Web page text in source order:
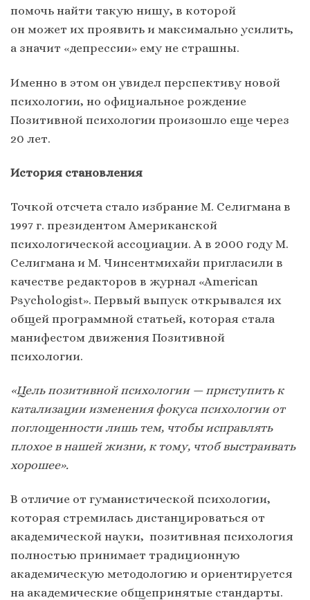
помочь найти такую нишу, в которой
он может их проявить и максимально усилить,
а значит «депрессии» ему не страшны.
Именно в этом он увидел перспективу новой
психологии, но официальное рождение
Позитивной психологии произошло еще через
20 лет.
История становления
Точкой отсчета стало избрание М. Селигмана в
1997 г. президентом Американской
психологической ассоциации. А в 2000 году М.
Селигмана и М. Чинсентмихайи пригласили в
качестве редакторов в журнал «American
Psychologist». Первый выпуск открывался их
общей программной статьей, которая стала
манифестом движения Позитивной
психологии.
«Цель позитивной психологии — приступить к
катализации изменения фокуса психологии от
поглощенности лишь тем, чтобы исправлять
плохое в нашей жизни, к тому, чтоб выстраивать
хорошее».
В отличие от гуманистической психологии,
которая стремилась дистанцироваться от
академической науки, позитивная психология
полностью принимает традиционную
академическую методологию и ориентируется
на академические общепринятые стандарты.